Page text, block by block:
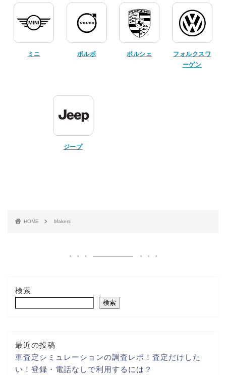
ミニ ボルボ ポルシェ
フォルクスワ
ーゲン
ジープ
HOME Makers
検索
検索
最近の投稿
車査定シミュレーションの調査レポ！査定だけした
い！登録・電話なしで利用するには？